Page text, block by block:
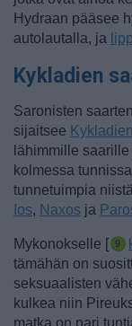
Hydraan pääsee
autolautalla, ja
Kykladien
Saronisten
sijaitsee
lähimmille
kolmessa
tunnetuimpia
Ios, Naxos ja
Mykonokselle [
tämähän on
seksuaalisten
kulkea niin
matka on pari